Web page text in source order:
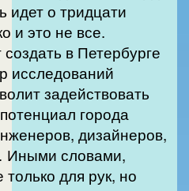
идет о тридцати
и это не все.
в Петербурге
исследований
задействовать
города
дизайнеров,
Иными словами,
для рук, но